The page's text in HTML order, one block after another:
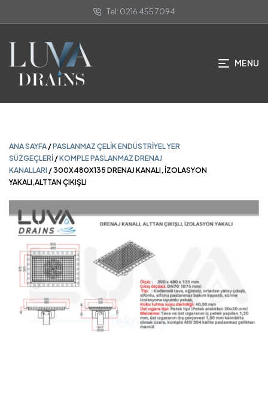
Tel: 0216 455 7094
MENU
ANA SAYFA/PASLANMAZ ÇELIK ENDÜSTRIYEL YER
/ 300X480X135 DRENAJ KANALI, İZOLASYON
YAKALI,ALTTAN ÇIKIŞLI
ANA SAYFA /PASLANMAZ ÇELIK ENDÜSTRIYEL YER
SÜZGEÇLERI /KOMPLE PASLANMAZ DRENAJ
KANALLARI / 300X480X135 DRENAJ KANALI, İZOLASYON
YAKALI,ALTTAN ÇIKIŞLI